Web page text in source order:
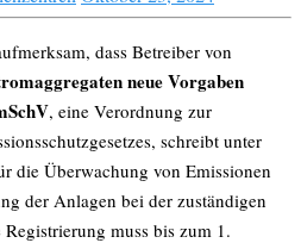
dass Betreiber von
neue Vorgaben
, eine Verordnung zur
schreibt unter
die Überwachung von Emissionen
der Anlagen bei der zuständigen
muss bis zum 1.